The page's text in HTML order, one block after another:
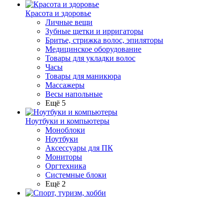
Красота и здоровье
Личные вещи
Зубные щетки и ирригаторы
Бритье, стрижка волос, эпиляторы
Медицинское оборудование
Товары для укладки волос
Часы
Товары для маникюра
Массажеры
Весы напольные
Ещё 5
Ноутбуки и компьютеры
Моноблоки
Ноутбуки
Аксессуары для ПК
Мониторы
Оргтехника
Системные блоки
Ещё 2